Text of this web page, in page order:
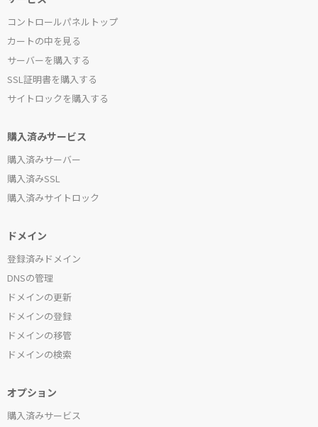
コントロールパネルトップ
カートの中を見る
サーバーを購入する
SSL証明書を購入する
サイトロックを購入する
購入済みサービス
購入済みサーバー
購入済みSSL
購入済みサイトロック
ドメイン
登録済みドメイン
DNSの管理
ドメインの更新
ドメインの登録
ドメインの移管
ドメインの検索
オプション
購入済みサービス